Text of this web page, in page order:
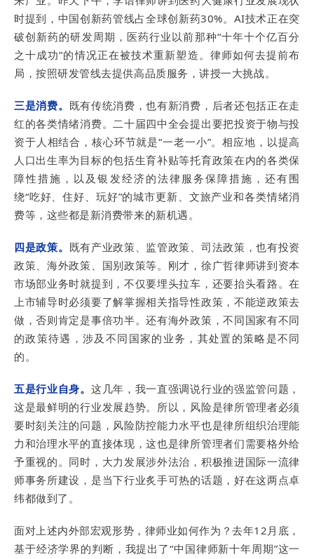
时提到，中国创新药管线占全球创新药30%。AI技术正在突
破创新药的研发周期，医药行业以前那种“十年十个亿百分
之十成功”的情况正在被技术重新塑造。律师如何去提前布
局，按照研发管线去提供高品质服务，讲授一大挑战。
三是消费。 既有传统消费，也有新消费，后者还包括正在走
红的各类情绪消费。二十届四中全会提出要把投资于物与投
资于人相结合，核心环节就是“一老一小”。相应地，以提高
人口出生率为目标的包括生育补贴等托育政策在内的各类保
障性措施，以及银发经济的法律服务保障措施，还有围
绕“吃好、住好、玩好”的城市更新、文旅产业和各类情绪消
费等，这些都是新消费带来的新机遇。
四是政策。 既有产业政策、监管政策、司法政策，也有投资
政策、海外政策、国别政策等。刚才，徐广哲律师讲到资本
市场部业务时就提到，不仅要埋头拉车，还要抬头看路。在
上市辅导时必须要了解掌握相关指导性政策，不能逆政策去
做，否则肯定是事倍功半。还有海外政策，不同国家有不同
的政策待遇，涉及不同国家的业务，其处置的策略是不同
的。
五是行业自身。 这几年，我一直强调说行业的强监管问题，
这是最鲜明的行业发展趋势。所以，风险是律所管理者必须
要时刻关注的问题，风险防控能力水平也是律所组织治理能
力和治理水平的直接体现，这也是律所管理者们需要格外给
予重视的。同时，大力发展涉外法治，积极推进国际一流律
师事务所建设，是当下行业炙手可热的话题，好在这两点卓
纬都做到了。
面对上述内外部宏观形势，律师业如何作为？去年12月底，
基于经济学界的判断，我提出了“中国律师新十年周期”这一